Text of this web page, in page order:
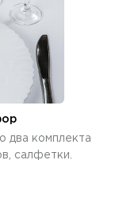
два комплекта
салфетки.